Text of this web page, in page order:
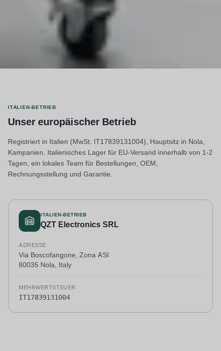
ITALIEN-BETRIEB
Unser europäischer Betrieb
Registriert in Italien (MwSt. IT17839131004), Hauptsitz in Nola,
Kampanien. Italienisches Lager für EU-Versand innerhalb von 1-2
Tagen, ein lokales Team für Bestellungen, OEM,
Rechnungsstellung und Garantie.
ITALIEN-BETRIEB
QZT Electronics SRL
ADRESSE
Via Boscofangone, Zona ASI
80035 Nola, Italy
MEHRWERTSTEUER
IT17839131004